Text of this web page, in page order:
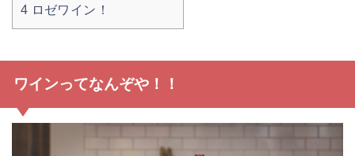
4 ロゼワイン！
ワインってなんぞや！！